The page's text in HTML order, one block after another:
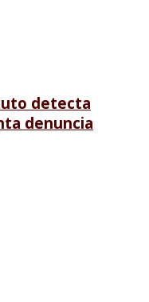
detecta
denuncia